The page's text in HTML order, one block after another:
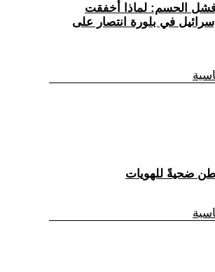
وفشل الحسم: لماذا أخفقت
في بلورة انتصار على